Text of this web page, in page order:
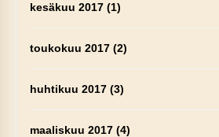
kesäkuu 2017(1)
toukokuu 2017(2)
huhtikuu 2017(3)
maaliskuu 2017(4)